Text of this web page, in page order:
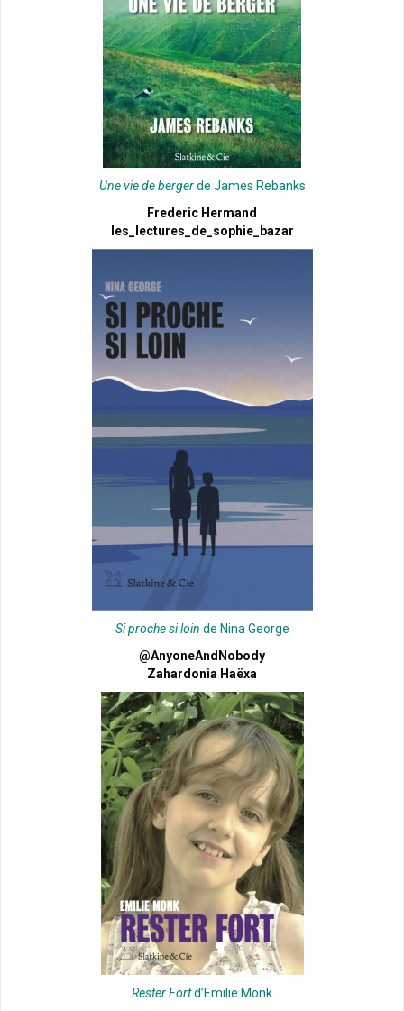
Une vie de bergerde James Rebanks
Frederic Hermand
les_lectures_de_sophie_bazar
Si proche si loin de Nina George
@AnyoneAndNobody
Zahardonia Haëxa
Rester Fortd’Emilie Monk